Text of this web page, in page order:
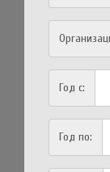
Год с:
Год по: